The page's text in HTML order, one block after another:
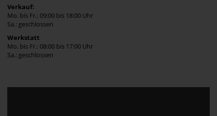
Verkauf:
Mo. bis Fr.: 09:00 bis 18:00 Uhr
Sa.: geschlossen
Werkstatt
Mo. bis Fr.: 08:00 bis 17:00 Uhr
Sa.: geschlossen